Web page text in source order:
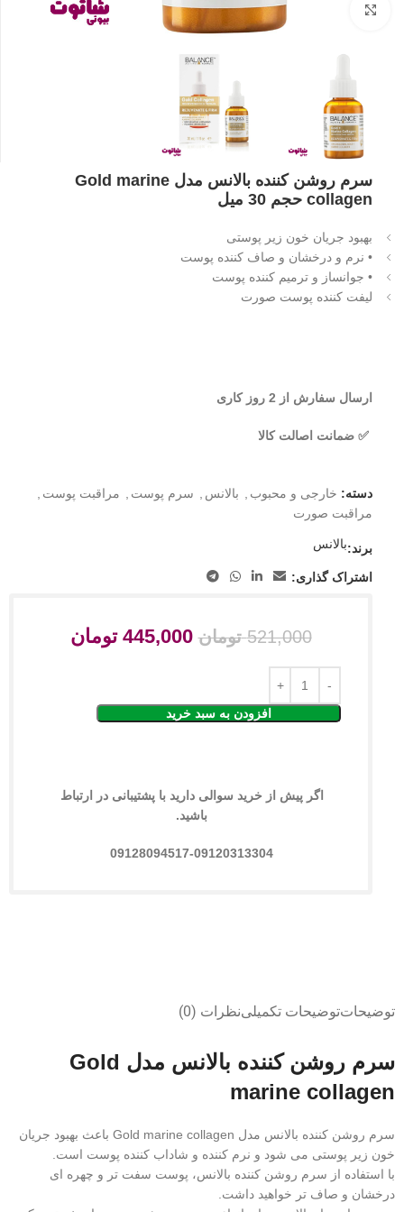
بزرگنمایی تصویر
سرم روشن کننده بالانس مدل Gold marine
collagen حجم 30 میل
بهبود جریان خون زیر پوستی
• نرم و درخشان و صاف کننده پوست
• جوانساز و ترمیم کننده پوست
لیفت کننده پوست صورت
ارسال سفارش از 2 روز کاری
✅ ضمانت اصالت کالا
دسته: خارجی و محبوب بالانس سرم پوست مراقبت پوست
مراقبت صورت
برند:بالانس
اشتراک گذاری:
521,000 تومان 445,000 تومان
افزودن به سبد خرید
اگر پیش از خرید سوالی دارید با پشتیبانی در ارتباط
باشید.
09128094517-09120313304
توضیحاتتوضیحات تکمیلینظرات (0)
سرم روشن کننده بالانس مدل Gold
marine collagen
سرم روشن کننده بالانس مدل Gold marine collagen باعث بهبود جریان
خون زیر پوستی می شود و نرم کننده و شاداب کننده پوست است.
با استفاده از سرم روشن کننده بالانس، پوست سفت تر و چهره ای
درخشان و صاف تر خواهید داشت.